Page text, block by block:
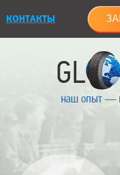
КОНТАКТЫ
наш опыт —